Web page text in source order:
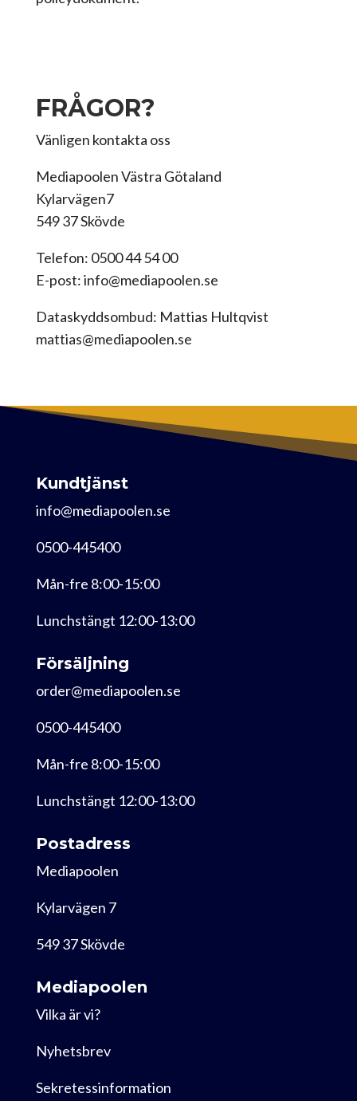
FRÅGOR?
Vänligen kontakta oss
Mediapoolen Västra Götaland
Kylarvägen7
549 37 Skövde
Telefon: 0500 44 54 00
E-post: info@mediapoolen.se
Dataskyddsombud: Mattias Hultqvist
mattias@mediapoolen.se
Kundtjänst
info@mediapoolen.se
0500-445400
Mån-fre 8:00-15:00
Lunchstängt 12:00-13:00
Försäljning
order@mediapoolen.se
0500-445400
Mån-fre 8:00-15:00
Lunchstängt 12:00-13:00
Postadress
Mediapoolen
Kylarvägen 7
549 37 Skövde
Mediapoolen
Vilka är vi?
Nyhetsbrev
Sekretessinformation